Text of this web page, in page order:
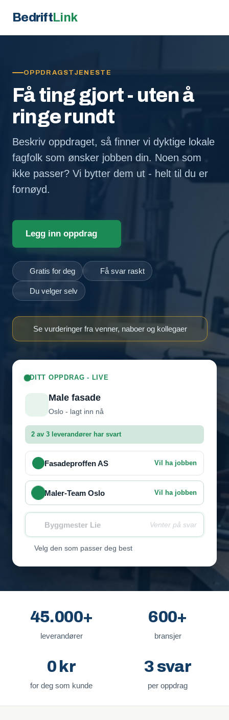
BedriftLink
OPPDRAGSTJENESTE
Få ting gjort - uten å
ringe rundt
Beskriv oppdraget, så finner vi dyktige lokale
fagfolk som ønsker jobben din. Noen som
ikke passer? Vi bytter dem ut - helt til du er
fornøyd.
Legg inn oppdrag
Gratis for deg Få svar raskt
Du velger selv
Se vurderinger fra venner, naboer og kollegaer
DITT OPPDRAG - LIVE
Male fasade
Oslo - lagt inn nå
2 av 3 leverandører har svart
Fasadeproffen AS Vil ha jobben
Maler-Team Oslo Vil ha jobben
Byggmester Lie Venter på svar
Velg den som passer deg best
45.000+
leverandører
600+
bransjer
0 kr
for deg som kunde
3 svar
per oppdrag